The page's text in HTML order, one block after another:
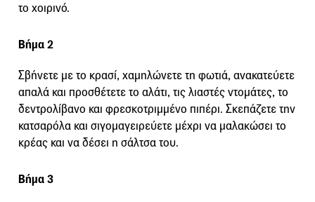
το χοιρινό.
Βήμα 2
Σβήνετε με το κρασί, χαμηλώνετε τη φωτιά, ανακατεύετε
απαλά και προσθέτετε το αλάτι, τις λιαστές ντομάτες, το
δεντρολίβανο και φρεσκοτριμμένο πιπέρι. Σκεπάζετε την
κατσαρόλα και σιγομαγειρεύετε μέχρι να μαλακώσει το
κρέας και να δέσει η σάλτσα του.
Βήμα 3